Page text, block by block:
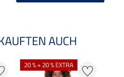
AUCH
20 % + 20 % EXTRA